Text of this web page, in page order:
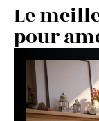
Le
pour